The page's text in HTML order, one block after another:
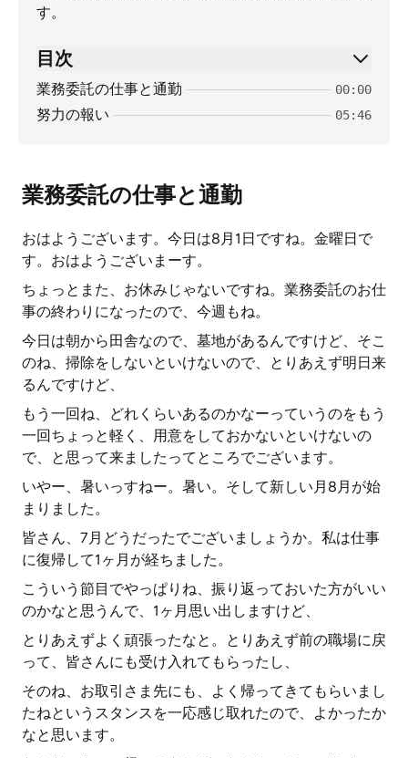
す。
目次
業務委託の仕事と通勤 00:00
努力の報い 05:46
業務委託の仕事と通勤
おはようございます。今日は8月1日ですね。金曜日で
す。おはようございまーす。
ちょっとまた、お休みじゃないですね。業務委託のお仕
事の終わりになったので、今週もね。
今日は朝から田舎なので、墓地があるんですけど、そこ
のね、掃除をしないといけないので、とりあえず明日来
るんですけど、
もう一回ね、どれくらいあるのかなーっていうのをもう
一回ちょっと軽く、用意をしておかないといけないの
で、と思って来ましたってところでございます。
いやー、暑いっすねー。暑い。そして新しい月8月が始
まりました。
皆さん、7月どうだったでございましょうか。私は仕事
に復帰して1ヶ月が経ちました。
こういう節目でやっぱりね、振り返っておいた方がいい
のかなと思うんで、1ヶ月思い出しますけど、
とりあえずよく頑張ったなと。とりあえず前の職場に戻
って、皆さんにも受け入れてもらったし、
そのね、お取引さま先にも、よく帰ってきてもらいまし
たねというスタンスを一応感じ取れたので、よかったか
なと思います。